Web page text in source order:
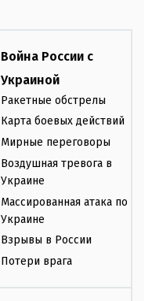
Война России с
Украиной
Ракетные обстрелы
Карта боевых действий
Мирные переговоры
Воздушная тревога в
Украине
Массированная атака по
Украине
Взрывы в России
Потери врага